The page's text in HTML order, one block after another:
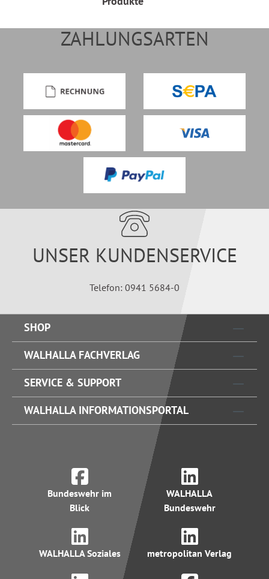
ZAHLUNGSARTEN
UNSER KUNDENSERVICE
Telefon: 0941 5684-0
SHOP
WALHALLA FACHVERLAG
SERVICE & SUPPORT
WALHALLA INFORMATIONSPORTAL
Bundeswehr im
Blick
WALHALLA
Bundeswehr
WALHALLA Soziales metropolitan Verlag